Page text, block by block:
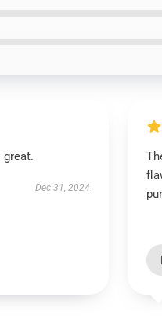
Dec 31, 2024
I